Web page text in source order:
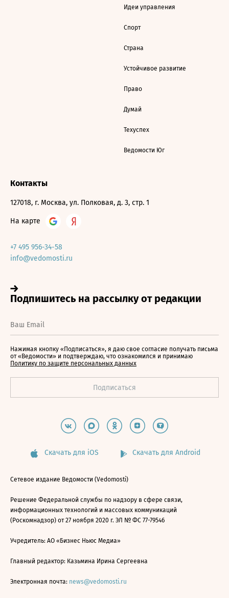
Идеи управления
Спорт
Страна
Устойчивое развитие
Право
Думай
Техуспех
Ведомости Юг
Контакты
127018, г. Москва, ул. Полковая, д. 3, стр. 1
На карте
+7 495 956-34-58
info@vedomosti.ru
Нажимая кнопку «Подписаться», я даю свое согласие получать письма
от «Ведомости» и подтверждаю, что ознакомился и принимаю
Политику по защите персональных данных
Скачать для iOS Скачать для Android
Сетевое издание Ведомости (Vedomosti)
Решение Федеральной службы по надзору в сфере связи,
информационных технологий и массовых коммуникаций
(Роскомнадзор) от 27 ноября 2020 г. ЭЛ № ФС 77-79546
Учредитель: АО «Бизнес Ньюс Медиа»
Главный редактор: Казьмина Ирина Сергеевна
Электронная почта: news@vedomosti.ru